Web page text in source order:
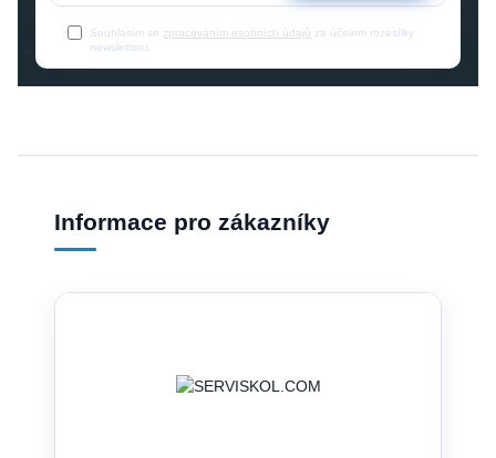
Souhlasím se zpracováním osobních údajů za účelem rozesílky
newsletteru.
Informace pro zákazníky